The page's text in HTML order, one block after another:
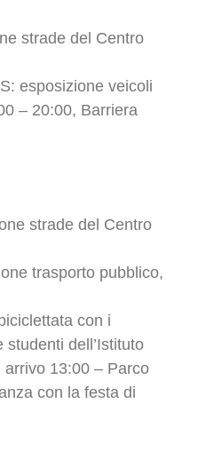
strade del Centro
esposizione veicoli
– 20:00, Barriera
strade del Centro
trasporto pubblico,
con i
dell’Istituto
13:00 – Parco
con la festa di